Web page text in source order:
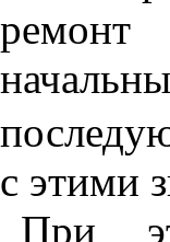
ремонт
с этими
При